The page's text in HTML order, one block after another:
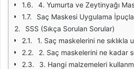
4. Yumurta ve Zeytinyağı
Saç Maskesi Uygulama
SSS (Sıkça Sorulan Sorular)
1. Saç maskelerini ne sıklıkla
2. Saç maskelerini ne kadar
3. Hangi malzemeleri